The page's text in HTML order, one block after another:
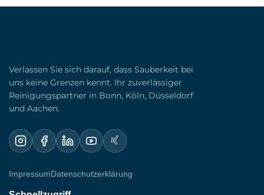
Verlassen Sie sich darauf, dass Sauberkeit bei
uns keine Grenzen kennt. Ihr zuverlässiger
Reinigungspartner in Bonn, Köln, Düsseldorf
und Aachen.
ImpressumDatenschutzerklärung